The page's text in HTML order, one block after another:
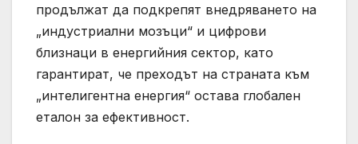
продължат да подкрепят внедряването на
„индустриални мозъци“ и цифрови
близнаци в енергийния сектор, като
гарантират, че преходът на страната към
„интелигентна енергия“ остава глобален
еталон за ефективност.